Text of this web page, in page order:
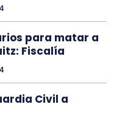
para matar a
Fiscalía
Civil a